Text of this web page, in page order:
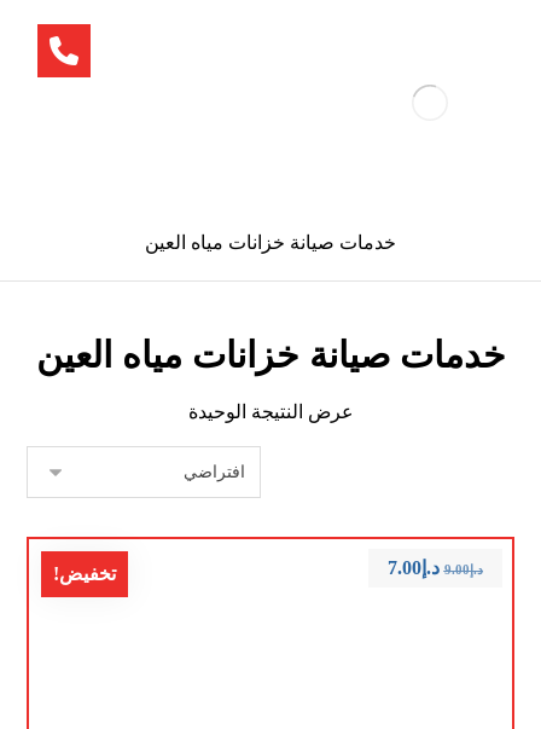
خدمات صيانة خزانات مياه العين
خدمات صيانة خزانات مياه العين
عرض النتيجة الوحيدة
تخفيض! د.إ9.00 د.إ7.00